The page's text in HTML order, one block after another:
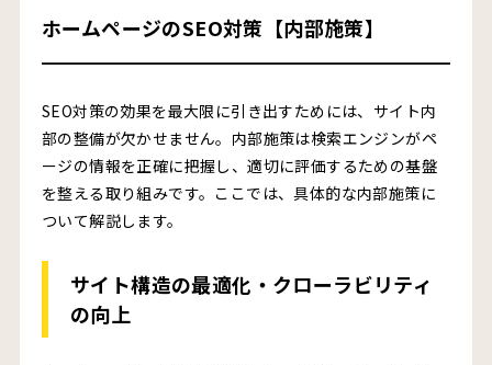
ホームページのSEO対策【内部施策】
SEO対策の効果を最大限に引き出すためには、サイト内
部の整備が欠かせません。内部施策は検索エンジンがペ
ージの情報を正確に把握し、適切に評価するための基盤
を整える取り組みです。ここでは、具体的な内部施策に
ついて解説します。
サイト構造の最適化・クローラビリティ
の向上